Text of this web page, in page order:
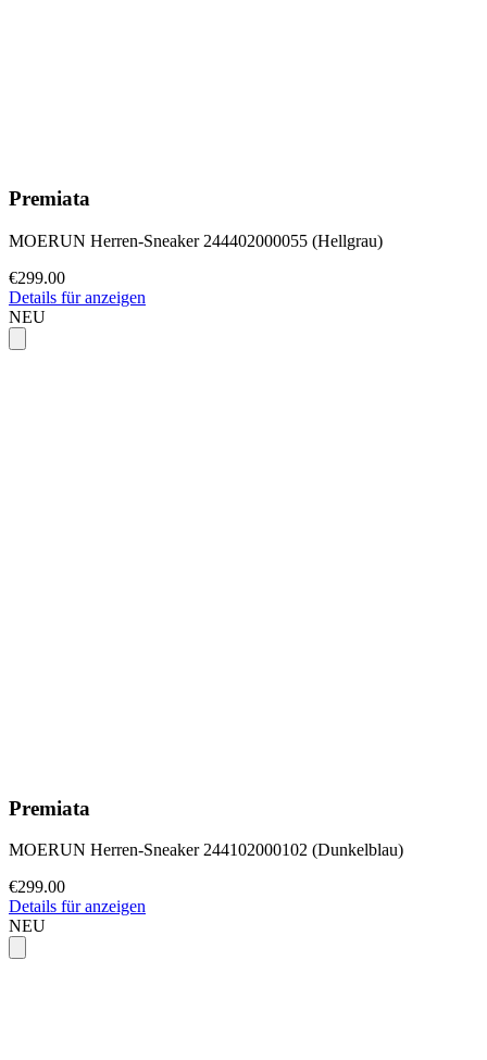
Premiata
MOERUN Herren-Sneaker 244402000055 (Hellgrau)
€299.00
Details für anzeigen
NEU
Premiata
MOERUN Herren-Sneaker 244102000102 (Dunkelblau)
€299.00
Details für anzeigen
NEU